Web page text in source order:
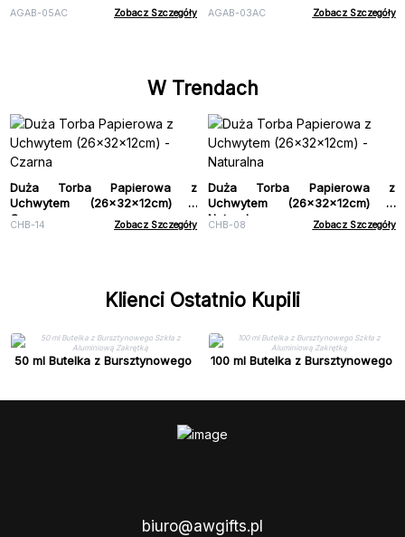
AGAB-05AC Zobacz Szczegóły AGAB-03AC Zobacz Szczegóły
W Trendach
Duża Torba Papierowa z
Uchwytem (26x32x12cm) -
Czarna
CHB-14 Zobacz Szczegóły
Duża Torba Papierowa z
Uchwytem (26x32x12cm) -
Naturalna
CHB-08 Zobacz Szczegóły
Klienci Ostatnio Kupili
50 ml Butelka z Bursztynowego
100 ml Butelka z Bursztynowego
biuro@awgifts.pl